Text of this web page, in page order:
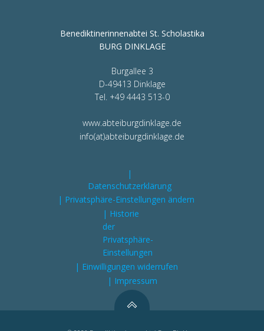
Benediktinerinnenabtei St. Scholastika
BURG DINKLAGE
Burgallee 3
D-49413 Dinklage
Tel. +49 4443 513-0
www.abteiburgdinklage.de
info(at)abteiburgdinklage.de
|
Datenschutzerklärung
| Privatsphäre-Einstellungen ändern
| Historie
der
Privatsphäre-
Einstellungen
| Einwilligungen widerrufen
| Impressum